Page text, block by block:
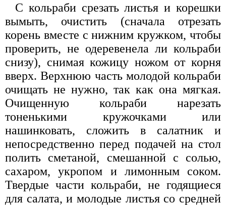
С кольраби срезать листья и корешки
вымыть, очистить (сначала отрезать
корень вместе с нижним кружком, чтобы
проверить, не одеревенела ли кольраби
снизу), снимая кожицу ножом от корня
вверх. Верхнюю часть молодой кольраби
очищать не нужно, так как она мягкая.
Очищенную кольраби нарезать
тоненькими кружочками или
нашинковать, сложить в салатник и
непосредственно перед подачей на стол
полить сметаной, смешанной с солью,
сахаром, укропом и лимонным соком.
Твердые части кольраби, не годящиеся
для салата, и молодые листья со средней